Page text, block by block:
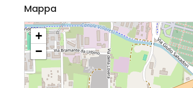
Mappa
+
−